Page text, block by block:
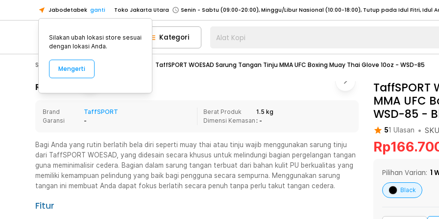
Jabodetabek ganti Toko Jakarta Utara
Toko Tangerang
Toko Cikupa
Pick n Go Jakarta Barat
Senin - Jumat (07:00 - 20:00), Sabtu - Minggu (08:00 - 20:00), Tutup pada Idul Fitri
Pick n Go Bekasi
Senin - Jumat (08:00 - 20:00), Sabtu - Minggu/ Libur Nasional (08:00 - 17:00) Selengkapnya
Senin - Jumat (08:00 - 20:00), Sabtu - Minggu/ Libur Nasional (08:00 - 17:00) Selengkapnya
Senin - Sabtu (09:00-20:00), Minggu/Libur Nasional (12:00-20:00), Tutup pada Idul Fitri
Toko Jakarta Barat
Senin - Sabtu (09:00-20:00), Minggu/Libur Nasional (12:00-20:00), Tutup pada Idul Fitri
Toko Tangerang
Toko Cikupa
Pick n Go Jakarta Barat
Senin - Jumat (07:00 - 20:00), Sabtu - Minggu (08:00 - 20:00), Tutup pada Idul Fitri
Pick n Go Bekasi
Senin - Jumat (08:00 - 20:00), Sabtu - Minggu/ Libur Nasional (08:00 - 17:00) Selengkapnya
Kategori Alat Kopi
Sport & Outdoor TaffSPORT WOESAD Sarung Tangan Tinju MMA UFC Boxing Muay Thai Glove 10oz - WSD-85
Rincian Produk
Brand
TaffSPORT
Garansi
-
Berat Produk
1.5 kg
Dimensi Kemasan : -
Bagi Anda yang rutin berlatih bela diri seperti muay thai atau tinju wajib menggunakan sarung tinju
dari TaffSPORT WOESAD, yang didesain secara khusus untuk melindungi bagian pergelangan tangan
guna meminimalisir cedera. Bagian dalam sarung tangan terbuat dari bahan kulit PU berkualitas yang
memiliki kemampuan pelindung yang baik bagi pengguna secara sempurna. Menggunakan sarung
tangan ini membuat Anda dapat fokus berlatih secara penuh tanpa perlu takut tangan cedera.
Fitur
TaffSPORT
MMA UFC
WSD-85 -
51 Ulasan • SKU
Rp
Pilihan Varian: 1
Black
Silakan ubah lokasi store sesuai
dengan lokasi Anda.
Mengerti